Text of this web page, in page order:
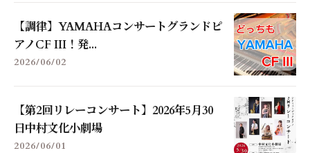
【調律】YAMAHAコンサートグランドピ
アノCF III！発...
2026/06/02
【第2回リレーコンサート】2026年5月30
日中村文化小劇場
2026/06/01